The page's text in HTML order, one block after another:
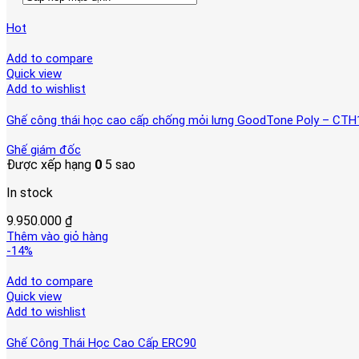
Hot
Add to compare
Quick view
Add to wishlist
Ghế công thái học cao cấp chống mỏi lưng GoodTone Poly –
Ghế giám đốc
Được xếp hạng 0 5 sao
In stock
9.950.000 ₫
Thêm vào giỏ hàng
-14%
Add to compare
Quick view
Add to wishlist
Ghế Công Thái Học Cao Cấp ERC90